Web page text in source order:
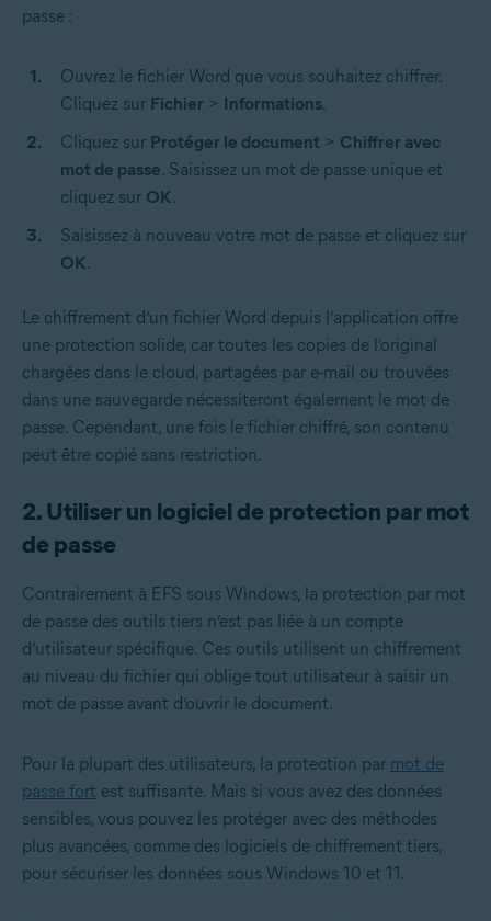
passe :
Ouvrez le fichier Word que vous souhaitez chiffrer.
Cliquez sur Fichier > Informations.
Cliquez sur Protéger le document > Chiffrer avec
mot de passe. Saisissez un mot de passe unique et
cliquez sur OK.
Saisissez à nouveau votre mot de passe et cliquez sur
OK.
Le chiffrement d’un fichier Word depuis l’application offre
une protection solide, car toutes les copies de l’original
chargées dans le cloud, partagées par e-mail ou trouvées
dans une sauvegarde nécessiteront également le mot de
passe. Cependant, une fois le fichier chiffré, son contenu
peut être copié sans restriction.
2. Utiliser un logiciel de protection par mot
de passe
Contrairement à EFS sous Windows, la protection par mot
de passe des outils tiers n’est pas liée à un compte
d’utilisateur spécifique. Ces outils utilisent un chiffrement
au niveau du fichier qui oblige tout utilisateur à saisir un
mot de passe avant d’ouvrir le document.
Pour la plupart des utilisateurs, la protection par mot de
passe fort est suffisante. Mais si vous avez des données
sensibles, vous pouvez les protéger avec des méthodes
plus avancées, comme des logiciels de chiffrement tiers,
pour sécuriser les données sous Windows 10 et 11.